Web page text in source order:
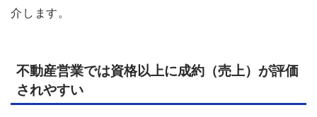
介します。
不動産営業では資格以上に成約（売上）が評価
されやすい